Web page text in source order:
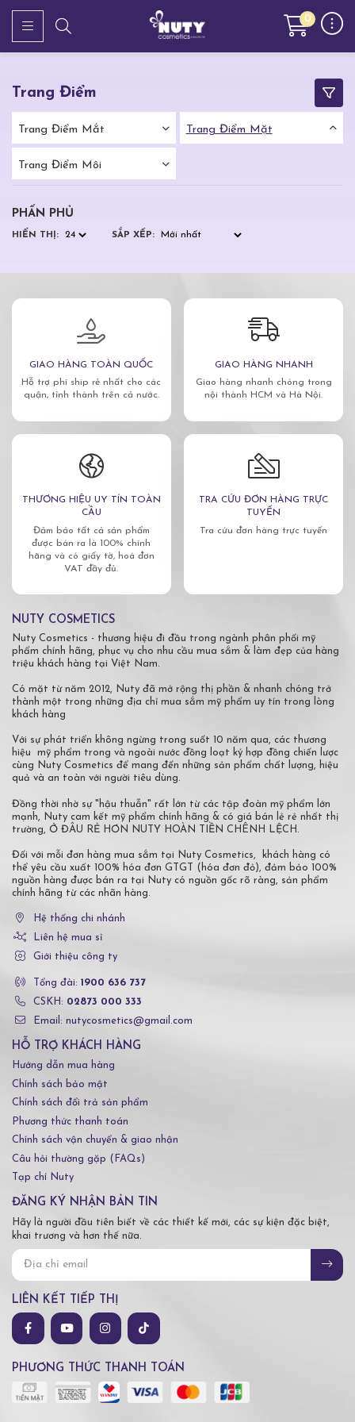
0
Trang Điểm
Trang Điểm Mắt Trang Điểm Mặt
Trang Điểm Môi
PHẤN PHỦ
HIỂN THỊ: SẮP XẾP:
GIAO HÀNG TOÀN QUỐC
Hỗ trợ phí ship rẻ nhất cho các
quận, tỉnh thành trên cả nước.
GIAO HÀNG NHANH
Giao hàng nhanh chóng trong
nội thành HCM và Hà Nội.
THƯƠNG HIỆU UY TÍN TOÀN
CẦU
Đảm bảo tất cả sản phẩm
được bán ra là 100% chính
hãng và có giấy tờ, hoá đơn
VAT đầy đủ.
TRA CỨU ĐƠN HÀNG TRỰC
TUYẾN
Tra cứu đơn hàng trực tuyến
NUTY COSMETICS
Nuty Cosmetics - thương hiệu đi đầu trong ngành phân phối mỹ
phẩm chính hãng, phục vụ cho nhu cầu mua sắm & làm đẹp của hàng
triệu khách hàng tại Việt Nam.
Có mặt từ năm 2012, Nuty đã mở rộng thị phần & nhanh chóng trở
thành một trong những địa chỉ mua sắm mỹ phẩm uy tín trong lòng
khách hàng
Với sự phát triển không ngừng trong suốt 10 năm qua, các thương
hiệu mỹ phẩm trong và ngoài nước đồng loạt ký hợp đồng chiến lược
cùng Nuty Cosmetics để mang đến những sản phẩm chất lượng, hiệu
quả và an toàn với người tiêu dùng.
Đồng thời nhờ sự "hậu thuẫn" rất lớn từ các tập đoàn mỹ phẩm lớn
mạnh, Nuty cam kết mỹ phẩm chính hãng & có giá bán lẻ rẻ nhất thị
trường, Ở ĐÂU RẺ HƠN NUTY HOÀN TIỀN CHÊNH LỆCH.
Đối với mỗi đơn hàng mua sắm tại Nuty Cosmetics, khách hàng có
thể yêu cầu xuất 100% hóa đơn GTGT (hóa đơn đỏ), đảm bảo 100%
nguồn hàng được bán ra tại Nuty có nguồn gốc rõ ràng, sản phẩm
chính hãng từ các nhãn hàng.
Hệ thống chi nhánh
Liên hệ mua sỉ
Giới thiệu công ty
Tổng đài: 1900 636 737
CSKH: 02873 000 333
Email: nutycosmetics@gmail.com
HỖ TRỢ KHÁCH HÀNG
Hướng dẫn mua hàng
Chính sách bảo mật
Chính sách đổi trả sản phẩm
Phương thức thanh toán
Chính sách vận chuyển & giao nhận
Câu hỏi thường gặp (FAQs)
Tạp chí Nuty
ĐĂNG KÝ NHẬN BẢN TIN
Hãy là người đầu tiên biết về các thiết kế mới, các sự kiện đặc biệt,
khai trương và hơn thế nữa.
LIÊN KẾT TIẾP THỊ
PHƯƠNG THỨC THANH TOÁN